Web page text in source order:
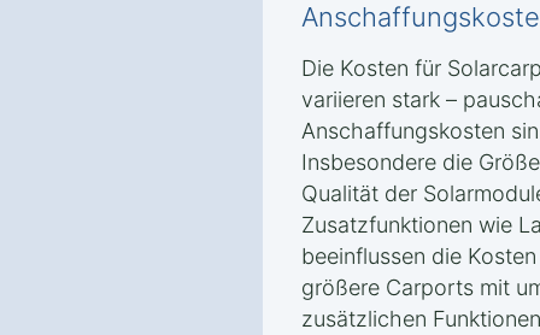
Die Kosten für
variieren stark –
Anschaffungskosten
Insbesondere die
Qualität der
Zusatzfunktionen wie
beeinflussen die
größere Carports mit
zusätzlichen